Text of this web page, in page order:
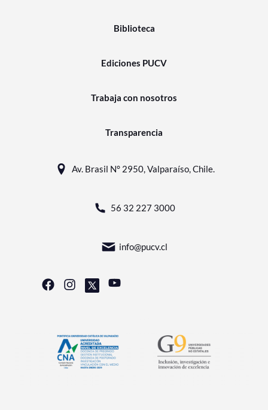
Biblioteca
Ediciones PUCV
Trabaja con nosotros
Transparencia
Av. Brasil N° 2950, Valparaíso, Chile.
56 32 227 3000
info@pucv.cl